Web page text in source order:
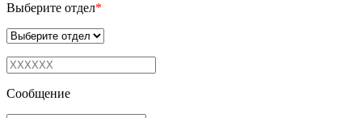
Выберите отдел*
Сообщение